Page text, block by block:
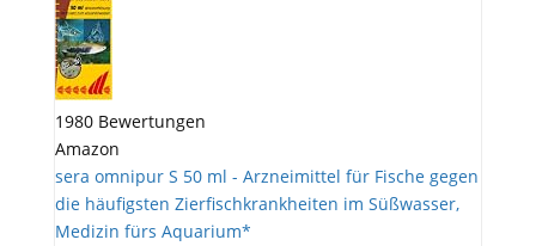
1980 Bewertungen
Amazon
sera omnipur S 50 ml - Arzneimittel für Fische gegen
die häufigsten Zierfischkrankheiten im Süßwasser,
Medizin fürs Aquarium*